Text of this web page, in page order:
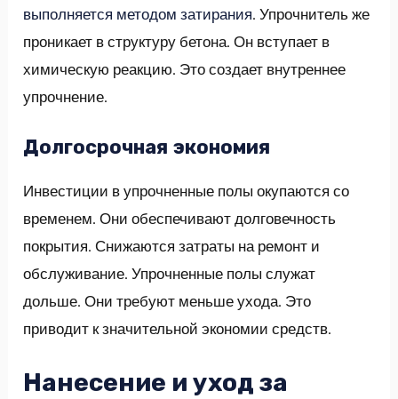
выполняется методом затирания. Упрочнитель же
проникает в структуру бетона. Он вступает в
химическую реакцию. Это создает внутреннее
упрочнение.
Долгосрочная экономия
Инвестиции в упрочненные полы окупаются со
временем. Они обеспечивают долговечность
покрытия. Снижаются затраты на ремонт и
обслуживание. Упрочненные полы служат
дольше. Они требуют меньше ухода. Это
приводит к значительной экономии средств.
Нанесение и уход за